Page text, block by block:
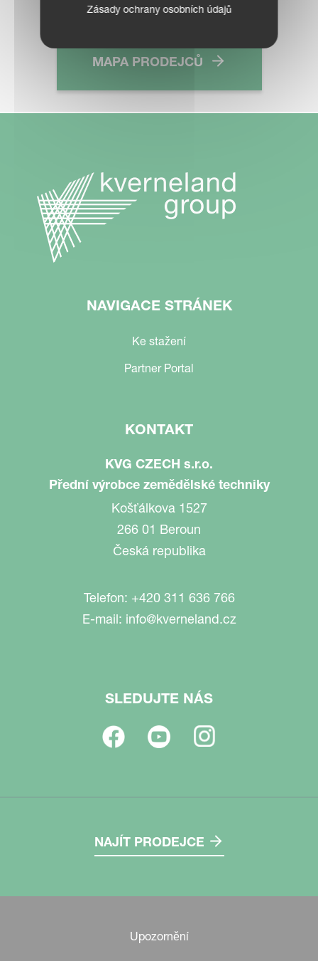
MAPA PRODEJCŮ
NAVIGACE STRÁNEK
Ke stažení
Partner Portal
KONTAKT
KVG CZECH s.r.o.
Přední výrobce zemědělské techniky
Košťálkova 1527
266 01 Beroun
Česká republika
Telefon: +420 311 636 766
E-mail: info@kverneland.cz
SLEDUJTE NÁS
NAJÍT PRODEJCE
Upozornění
Zásady ochrany osobních údajů